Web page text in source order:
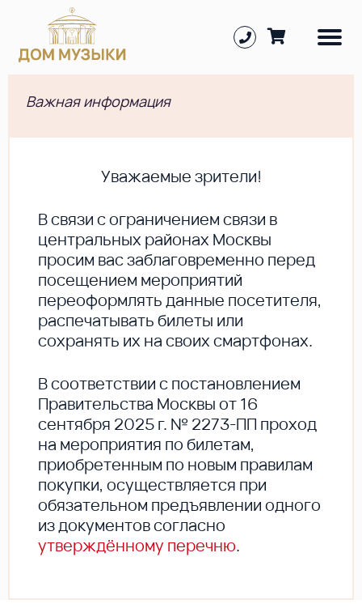
Важная информация
Уважаемые зрители!
В cвязи с ограничением связи в
центральных районах Москвы
просим вас заблаговременно перед
посещением мероприятий
переоформлять данные посетителя,
распечатывать билеты или
сохранять их на своих смартфонах.
В соответствии с постановлением
Правительства Москвы от 16
сентября 2025 г. № 2273-ПП проход
на мероприятия по билетам,
приобретенным по новым правилам
покупки, осуществляется при
обязательном предъявлении одного
из документов согласно
утверждённому перечню.